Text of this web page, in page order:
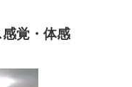
覚・体感